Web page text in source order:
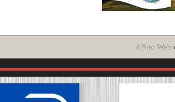
il Sito Web